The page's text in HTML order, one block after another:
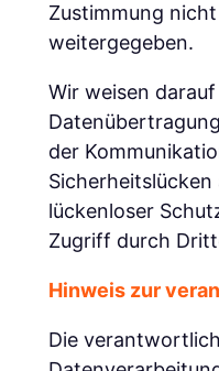
Zustimmung
weitergegeben.
Wir weisen
der
lückenloser
Zugriff durch
Hinweis zur
Die